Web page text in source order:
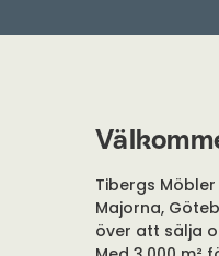
Tibergs
Majorna,
över att sälja